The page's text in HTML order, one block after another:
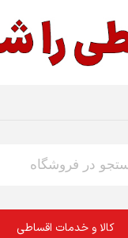
کالا و خدمات اقساطی